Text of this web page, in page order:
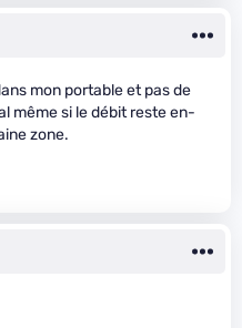
mon portable et pas de
même si le débit reste en-
zone.